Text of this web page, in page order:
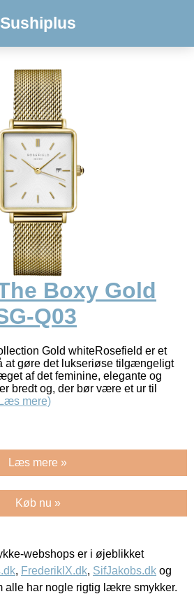
Sushiplus
Boxy Gold
Q03
Gold whiteRosefield er et
at gøre det lukseriøse tilgængeligt
af det feminine, elegante og
bredt og, der bør være et ur til
mere)
Læs mere »
Køb nu »
webshops er i øjeblikket
, FrederikIX.dk, SifJakobs.dk og
alle har nogle rigtig lækre smykker.